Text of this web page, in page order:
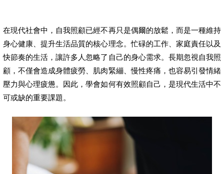
在現代社會中，自我照顧已經不再只是偶爾的放鬆，而是一種維持
身心健康、提升生活品質的核心理念。忙碌的工作、家庭責任以及
快節奏的生活，讓許多人忽略了自己的身心需求。長期忽視自我照
顧，不僅會造成身體疲勞、肌肉緊繃、慢性疼痛，也容易引發情緒
壓力與心理疲憊。因此，學會如何有效照顧自己，是現代生活中不
可或缺的重要課題。